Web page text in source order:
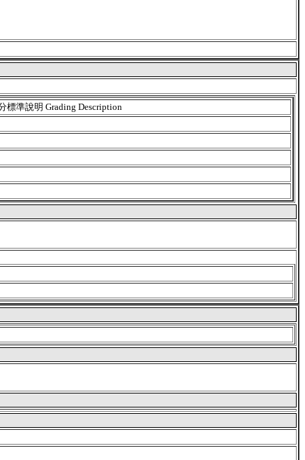
標準說明 Grading Description